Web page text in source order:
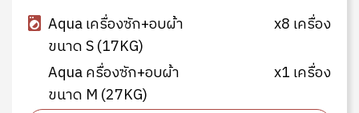
Aqua เครื่องซัก+อบผ้า
ขนาด S (17KG)
x8 เครื่อง
Aqua ครื่องซัก+อบผ้า
ขนาด M (27KG)
x1 เครื่อง